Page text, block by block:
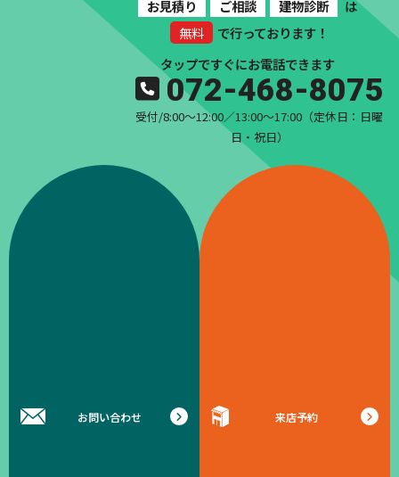
お見積り ご相談 建物診断
は
無料
で行っております！
タップですぐにお電話できます
072-468-8075
受付/8:00〜12:00／13:00〜17:00（定休日：日曜
日・祝日）
お問い合わせ 来店予約